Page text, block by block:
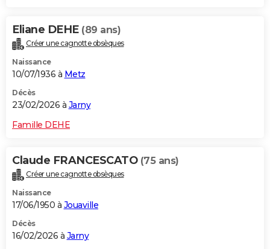
Eliane DEHE (89 ans)
Créer une cagnotte obsèques
Naissance
10/07/1936 à Metz
Décès
23/02/2026 à Jarny
Famille DEHE
Claude FRANCESCATO (75 ans)
Créer une cagnotte obsèques
Naissance
17/06/1950 à Jouaville
Décès
16/02/2026 à Jarny